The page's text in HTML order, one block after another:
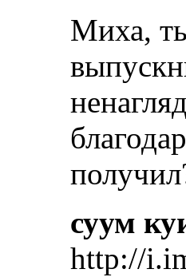
Миха,
суум
http://